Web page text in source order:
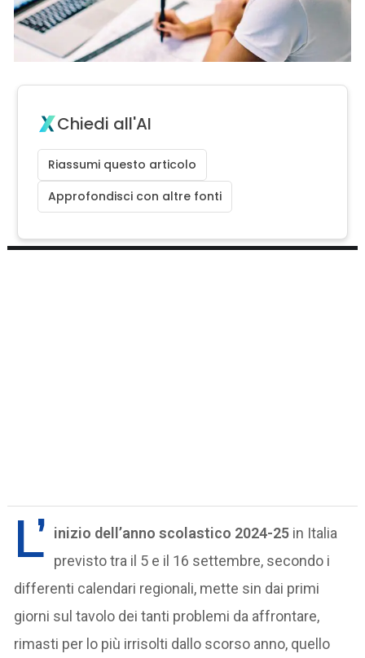
Chiedi all'AI
Riassumi questo articolo
Approfondisci con altre fonti
L’ inizio dell’anno scolastico 2024-25 in Italia
previsto tra il 5 e il 16 settembre, secondo i
differenti calendari regionali, mette sin dai primi
giorni sul tavolo dei tanti problemi da affrontare,
rimasti per lo più irrisolti dallo scorso anno, quello